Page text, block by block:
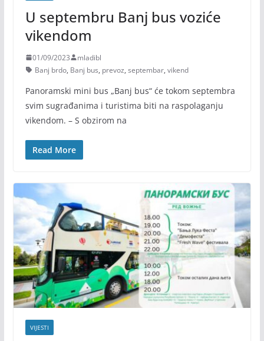
U septembru Banj bus voziće
vikendom
01/09/2023
mladibl
Banj brdo, Banj bus, prevoz, septembar, vikend
Panoramski mini bus „Banj bus“ će tokom septembra
svim sugrađanima i turistima biti na raspolaganju
vikendom. – S obzirom na
Read More
VIJESTI